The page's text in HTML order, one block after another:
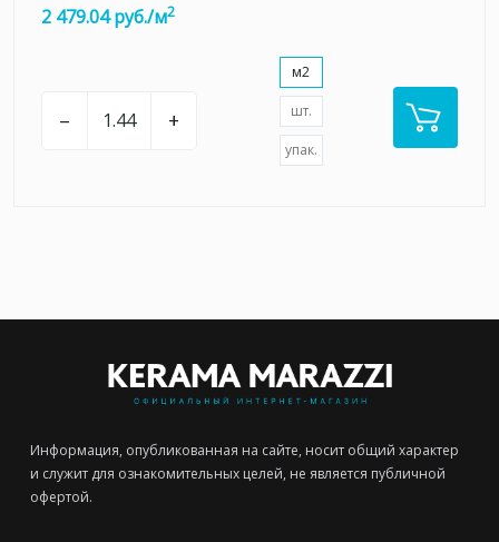
2 479.04 руб./м2
– +
м2
шт.
упак.
Информация, опубликованная на сайте, носит общий характер
и служит для ознакомительных целей, не является публичной
офертой.